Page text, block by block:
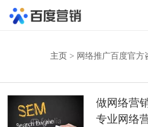
主页 > 网络推广百度官方
做网络营
专业网络